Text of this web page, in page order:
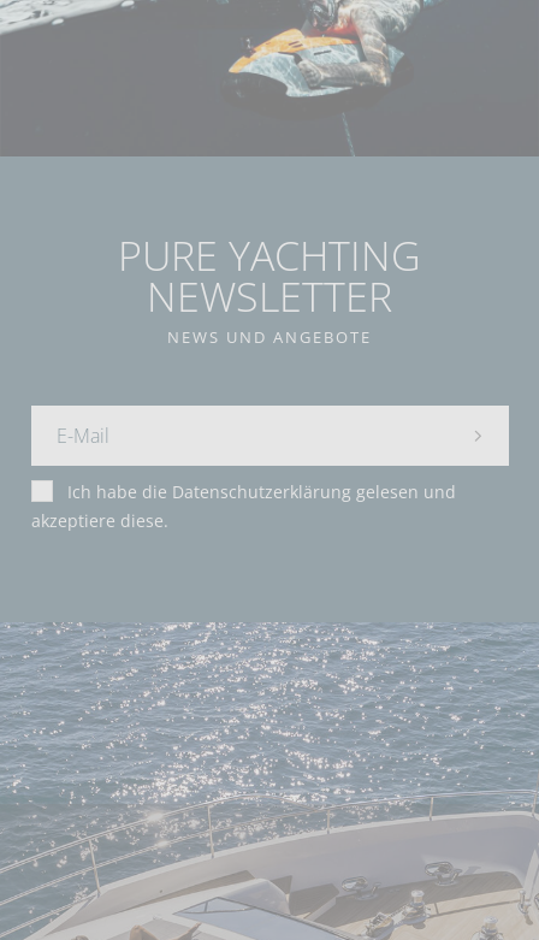
PURE YACHTING
NEWSLETTER
NEWS UND ANGEBOTE
Ich habe die Datenschutzerklärung gelesen und
akzeptiere diese.